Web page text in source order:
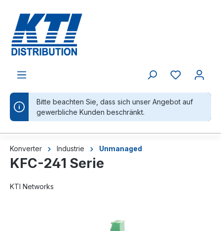
Bitte beachten Sie, dass sich unser Angebot auf
gewerbliche Kunden beschränkt.
Konverter Industrie Unmanaged
KFC-241 Serie
KTI Networks